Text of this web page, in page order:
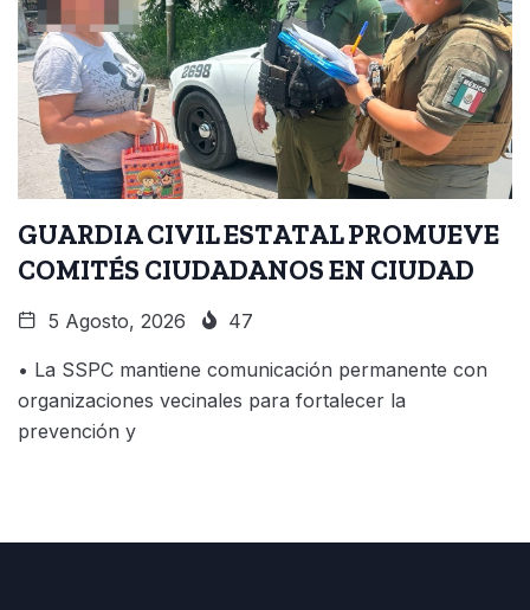
GUARDIA CIVIL ESTATAL PROMUEVE
COMITÉS CIUDADANOS EN CIUDAD
5 Agosto, 2026 47
• La SSPC mantiene comunicación permanente con
organizaciones vecinales para fortalecer la
prevención y